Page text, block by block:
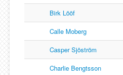
Birk Lööf
Calle Moberg
Casper Sjöström
Charlie Bengtsson